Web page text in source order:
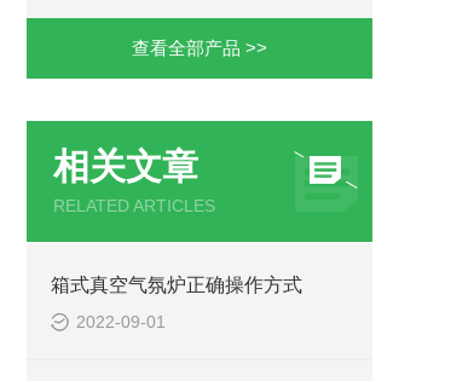
查看全部产品 >>
相关文章
RELATED ARTICLES
箱式真空气氛炉正确操作方式
2022-09-01